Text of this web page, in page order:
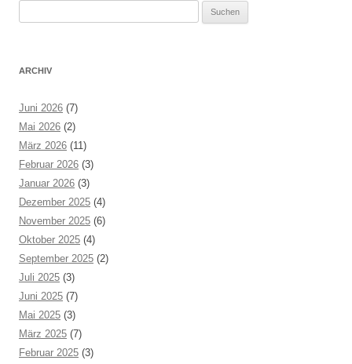
ARCHIV
Juni 2026 (7)
Mai 2026 (2)
März 2026 (11)
Februar 2026 (3)
Januar 2026 (3)
Dezember 2025 (4)
November 2025 (6)
Oktober 2025 (4)
September 2025 (2)
Juli 2025 (3)
Juni 2025 (7)
Mai 2025 (3)
März 2025 (7)
Februar 2025 (3)